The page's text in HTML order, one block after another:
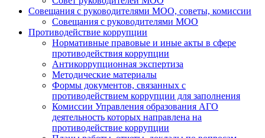
Совещания с руководителями МОО, советы, комиссии
Совещания с руководителями МОО
Противодействие коррупции
Нормативные правовые и иные акты в сфере
противодействия коррупции
Антикоррупционная экспертиза
Методические материалы
Формы документов, связанных с
противодействием коррупции для заполнения
Комиссии Управления образования АГО
деятельность которых направлена на
противодействие коррупции